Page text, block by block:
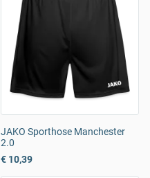
JAKO Sporthose Manchester
2.0
€ 10,39